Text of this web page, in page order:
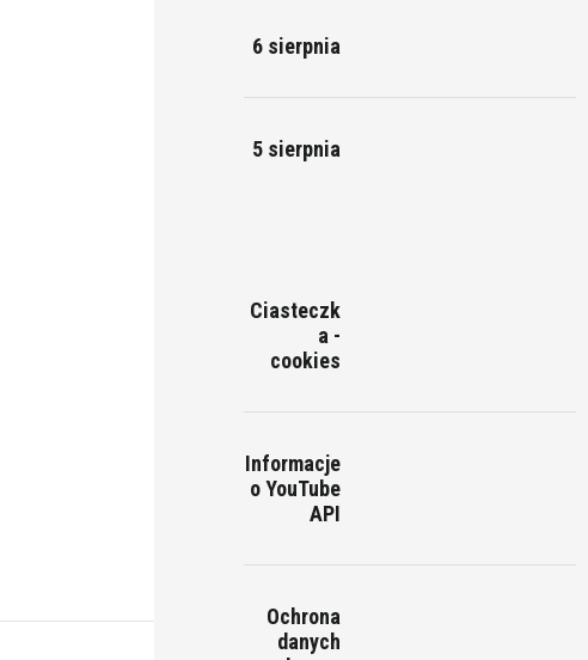
6 sierpnia
5 sierpnia
Ciasteczk
a -
cookies
Informacje
o YouTube
API
Ochrona
danych